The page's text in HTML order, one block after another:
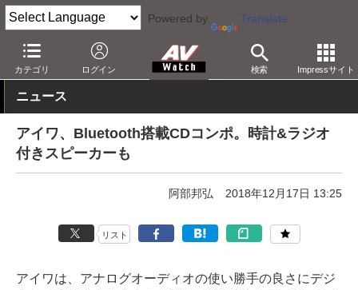
Powered by Translate
カテゴリ ログイン 検索 Impressサイト
AV Watch 製品 Bluetoothスピーカー
ニュース
アイワ、Bluetooth搭載CDコンポ。時計&ラジオ
付きスピーカーも
阿部邦弘 2018年12月17日 13:25
リスト
アイワは、アナログオーディオの使い勝手の良さにデジ